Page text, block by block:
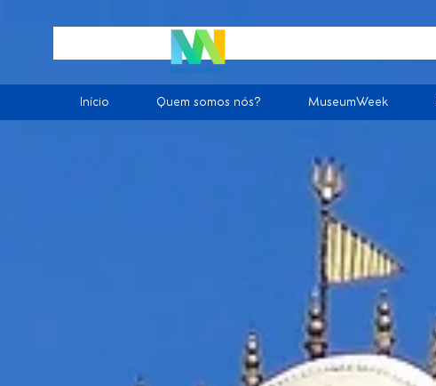
Início Quem somos nós? MuseumWeek